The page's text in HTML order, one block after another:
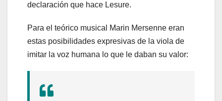
declaración que hace Lesure.
Para el teórico musical Marin Mersenne eran
estas posibilidades expresivas de la viola de
imitar la voz humana lo que le daban su valor: